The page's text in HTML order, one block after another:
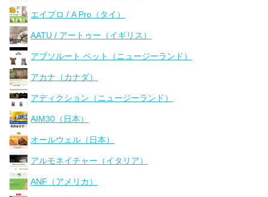
エイプロ / A Pro（タイ）
AATU / アートゥー（イギリス）
アブソルート ペット（ニュージーランド）
アカナ（カナダ）
アディクション（ニュージーランド）
AIM30（日本）
オールウェル（日本）
アルモネイチャー（イタリア）
ANF（アメリカ）